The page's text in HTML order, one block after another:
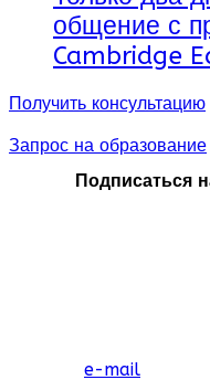
общение с
Cambridge
Получить консультацию
Запрос на образование
Подписаться
e-mail